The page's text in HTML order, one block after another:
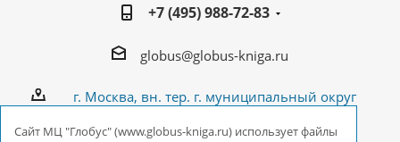
+7 (495) 988-72-83
globus@globus-kniga.ru
г. Москва, вн. тер. г. муниципальный округ
Cайт МЦ "Глобус" (www.globus-kniga.ru) использует файлы